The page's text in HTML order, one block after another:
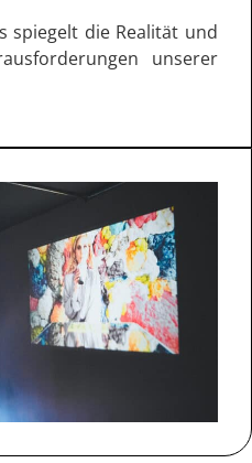
spiegelt die Realität und
unserer